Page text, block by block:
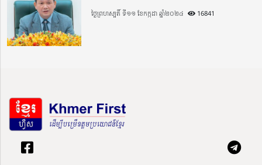
ថ្ងៃព្រហស្បតិ៍ ទី១១ ខែកក្កដា ឆ្នាំ២០២៤ 16841